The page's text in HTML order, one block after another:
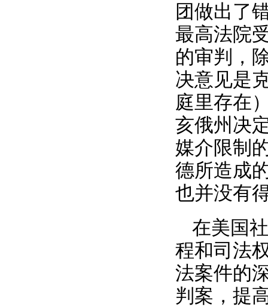
团做出了
最高法院
的审判，
决意见是
庭里存在
亥俄州决
媒介限制
德所造成
也并没有
在美国
程和司法
法案件的
判案，提